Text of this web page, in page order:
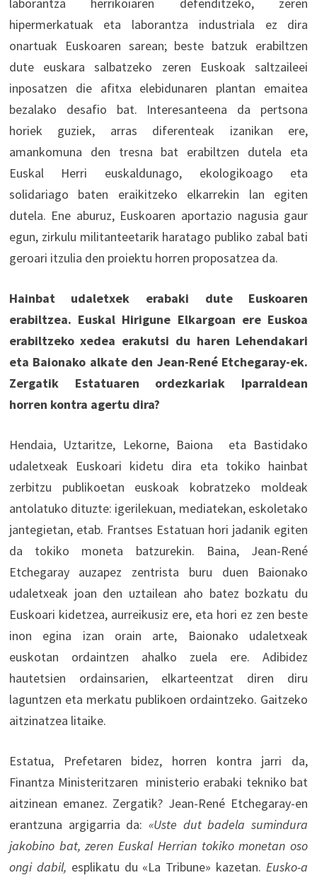
laborantza herrikoiaren defenditzeko, zeren
hipermerkatuak eta laborantza industriala ez dira
onartuak Euskoaren sarean; beste batzuk erabiltzen
dute euskara salbatzeko zeren Euskoak saltzaileei
inposatzen die afitxa elebidunaren plantan emaitea
bezalako desafio bat. Interesanteena da pertsona
horiek guziek, arras diferenteak izanikan ere,
amankomuna den tresna bat erabiltzen dutela eta
Euskal Herri euskaldunago, ekologikoago eta
solidariago baten eraikitzeko elkarrekin lan egiten
dutela. Ene aburuz, Euskoaren aportazio nagusia gaur
egun, zirkulu militanteetarik haratago publiko zabal bati
geroari itzulia den proiektu horren proposatzea da.
Hainbat udaletxek erabaki dute Euskoaren
erabiltzea. Euskal Hirigune Elkargoan ere Euskoa
erabiltzeko xedea erakutsi du haren Lehendakari
eta Baionako alkate den Jean-René Etchegaray-ek.
Zergatik Estatuaren ordezkariak Iparraldean
horren kontra agertu dira?
Hendaia, Uztaritze, Lekorne, Baiona eta Bastidako
udaletxeak Euskoari kidetu dira eta tokiko hainbat
zerbitzu publikoetan euskoak kobratzeko moldeak
antolatuko dituzte: igerilekuan, mediatekan, eskoletako
jantegietan, etab. Frantses Estatuan hori jadanik egiten
da tokiko moneta batzurekin. Baina, Jean-René
Etchegaray auzapez zentrista buru duen Baionako
udaletxeak joan den uztailean aho batez bozkatu du
Euskoari kidetzea, aurreikusiz ere, eta hori ez zen beste
inon egina izan orain arte, Baionako udaletxeak
euskotan ordaintzen ahalko zuela ere. Adibidez
hautetsien ordainsarien, elkarteentzat diren diru
laguntzen eta merkatu publikoen ordaintzeko. Gaitzeko
aitzinatzea litaike.
Estatua, Prefetaren bidez, horren kontra jarri da,
Finantza Ministeritzaren ministerio erabaki tekniko bat
aitzinean emanez. Zergatik? Jean-René Etchegaray-en
erantzuna argigarria da: «Uste dut badela sumindura
jakobino bat, zeren Euskal Herrian tokiko monetan oso
ongi dabil, esplikatu du «La Tribune» kazetan.Eusko-a